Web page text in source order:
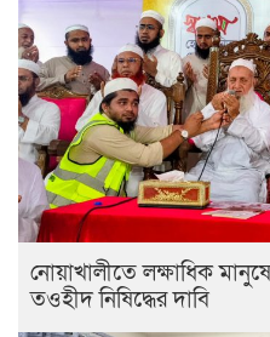
নোয়াখালীতে লক্ষাধিক
তওহীদ নিষিদ্ধের দাবি